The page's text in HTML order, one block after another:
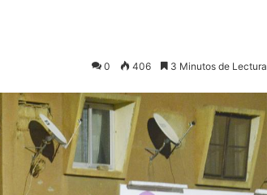
0 406 3 Minutos de Lectura